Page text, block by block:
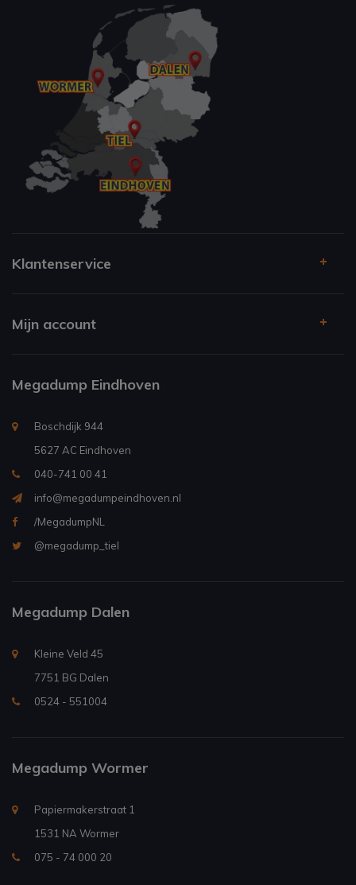
Klantenservice
Mijn account
Megadump Eindhoven
Boschdijk 944
5627 AC Eindhoven
040-741 00 41
info@megadumpeindhoven.nl
/MegadumpNL
@megadump_tiel
Megadump Dalen
Kleine Veld 45
7751 BG Dalen
0524 - 551004
Megadump Wormer
Papiermakerstraat 1
1531 NA Wormer
075 - 74 000 20